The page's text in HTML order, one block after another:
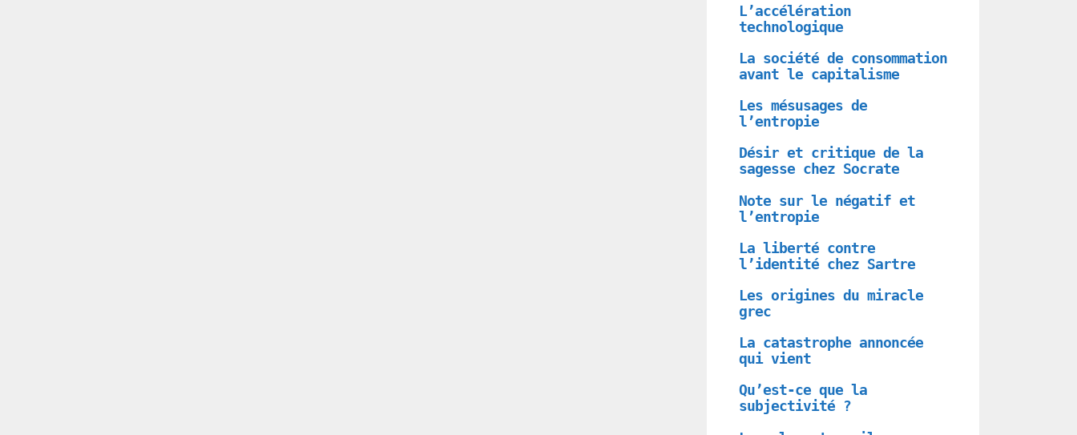
L’accélération
technologique
La société de consommation
avant le capitalisme
Les mésusages de
l’entropie
Désir et critique de la
sagesse chez Socrate
Note sur le négatif et
l’entropie
La liberté contre
l’identité chez Sartre
Les origines du miracle
grec
La catastrophe annoncée
qui vient
Qu’est-ce que la
subjectivité ?